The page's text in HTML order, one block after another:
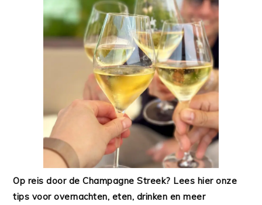
Op reis door de Champagne Streek? Lees hier onze
tips voor overnachten, eten, drinken en meer